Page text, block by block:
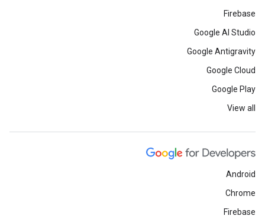
Firebase
Google AI Studio
Google Antigravity
Google Cloud
Google Play
View all
Android
Chrome
Firebase